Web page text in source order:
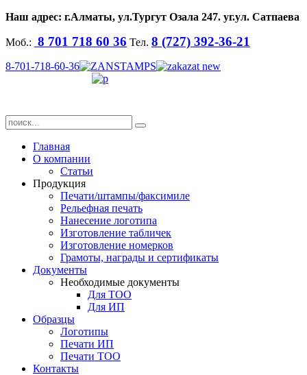
Наш адрес: г.Алматы, ул.Тургут Озала 247. уг.ул. Сатпаева
Моб.: 8 701 718 60 36 Тел. 8 (727) 392-36-21
8-701-718-60-36
Главная
О компании
Статьи
Продукция
Печати/штампы/факсимиле
Рельефная печать
Нанесение логотипа
Изготовление табличек
Изготовление номерков
Грамоты, награды и сертификаты
Документы
Необходимые документы
Для ТОО
Для ИП
Образцы
Логотипы
Печати ИП
Печати ТОО
Контакты